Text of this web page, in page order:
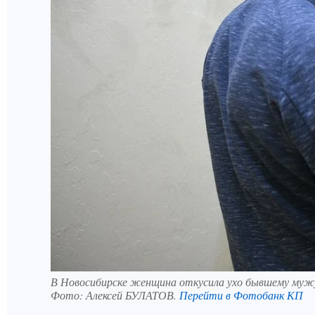
В Новосибирске женщина откусила ухо бывшему
Фото: Алексей БУЛАТОВ. Перейти в Фотобанк КП